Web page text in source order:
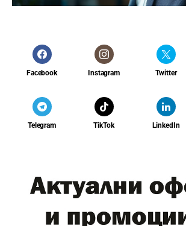
Facebook Instagram Twitter
Telegram TikTok LinkedIn